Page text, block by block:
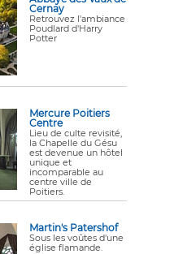
Cernay
Retrouvez l'ambiance
Poudlard d'Harry
Potter
Mercure Poitiers
Centre
Lieu de culte revisité,
la Chapelle du Gésu
est devenue un hôtel
unique et
incomparable au
centre ville de
Poitiers.
Martin's Patershof
Sous les voûtes d'une
église flamande.